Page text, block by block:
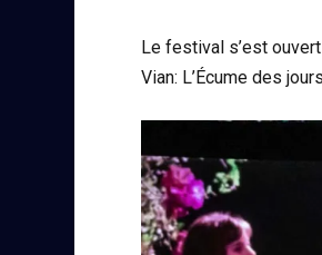
Le festival s’est
Vian: L’Écume des